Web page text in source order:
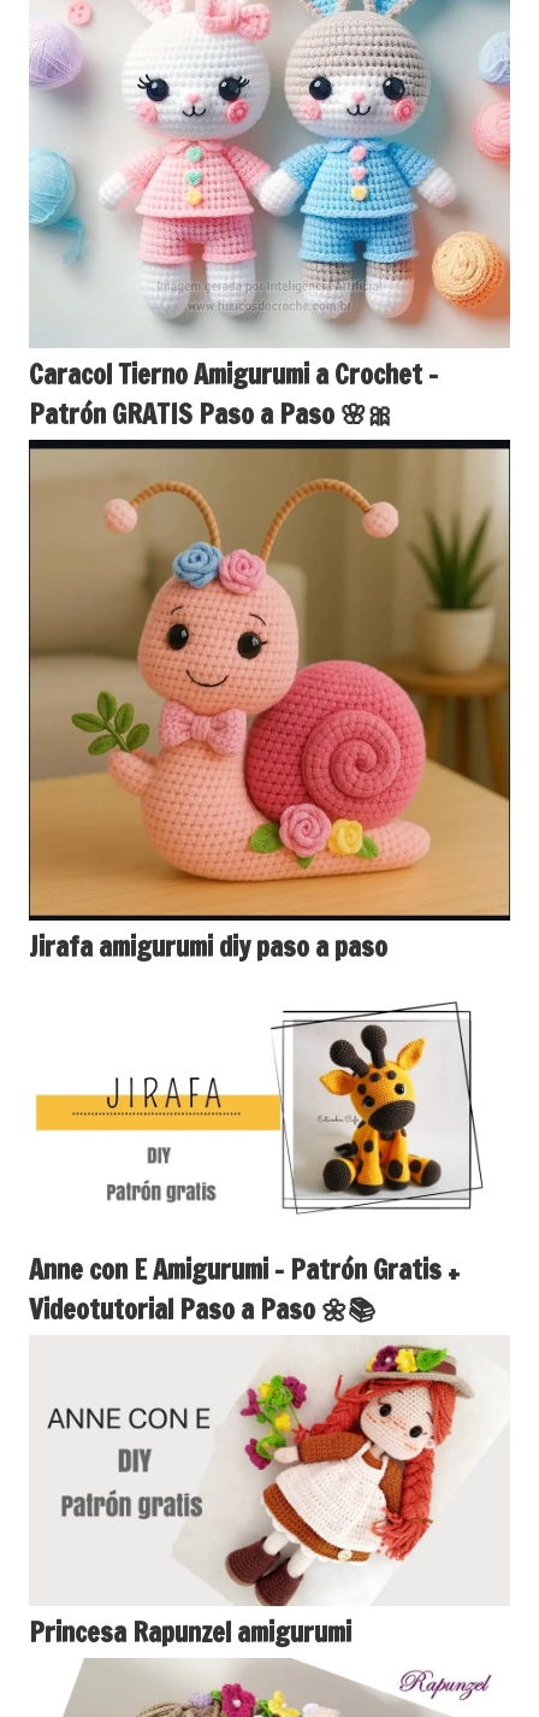
Caracol Tierno Amigurumi a Crochet –
Patrón GRATIS Paso a Paso 🌸🎀
Jirafa amigurumi diy paso a paso
Anne con E Amigurumi – Patrón Gratis +
Videotutorial Paso a Paso 🌼📚
Princesa Rapunzel amigurumi